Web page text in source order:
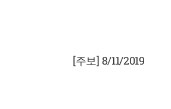
Larger
[주보] 8/11/2019